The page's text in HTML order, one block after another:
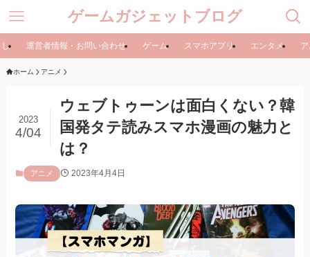
ゲームガジェットブログ
運営者情報・お問い合わせ ゲーム スマホアプリ エンタメ
ホーム アニメ
ウェブトゥーンは面白くない？韓
国発タテ読みスマホ漫画の魅力と
は？
2023
4/04
アニメ 2023年4月4日